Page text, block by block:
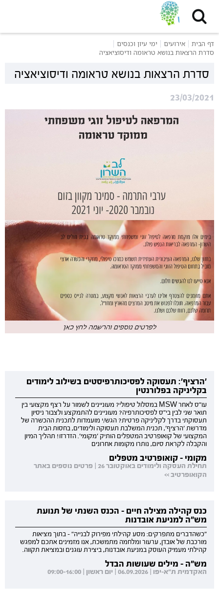
דף הבית אירועים
ימי עיון וכנסים
סדרת הרצאות בנושא טראומה ודיסוציאציה
סדרת הרצאות בנושא טראומה ודיסוציאציה
23/03/2021
'הרציף': תעסוקה לפסיכותרפיסטים בשילוב לימודים
בקליניקה בפלורנטין
עו"ס לאחר MSW במסלול טיפולי? מעוניינים לשמור על רצף מקצועי בין
תואר שני לבין בי"ס לפסיכותרפיה? מעוניינים להתמקצע ולצבור ניסיון
תעסוקתי בדרך לקליניקה פרטית? הגש/י מועמדות לתכנית ההכשרה של
מדרשת 'הרציף', תכנית המשלבת תעסוקה ולימודים, בחסות הבית
המקצועי של קואופרטיב המטפלים הותיק 'מקומי'. הזדרזו! תהליך המיון
והקבלה לקראת סיום, נותרו מקומות אחרונים
מקומי - קואופרטיב מטפלים
תחילת העסקה ולימודים באוקטובר 26 | פרטים נוספים באתר
הקואופרטיב >>
כנס קהילה מצילה חיים - הכנס השנתי של תנועת
מש"ה למניעת אובדנות
"כשהדברים מתפרקים: מסע קהילתי מפירוק לבנייה" - בתוך מציאות
מורכבת של אובדן, ערעור ומלחמה מתמשכת, אנו מזמינים אתכם למפגש
קהילתי מעמיק העוסק במניעת אובדנות, ביצירת עוגנים ובמציאת תקווה.
מש"ה - מילים שעושות הבדל
האקדמית ת"א-יפו | 06.09.2026 | יום ראשון | 09:00-16:00